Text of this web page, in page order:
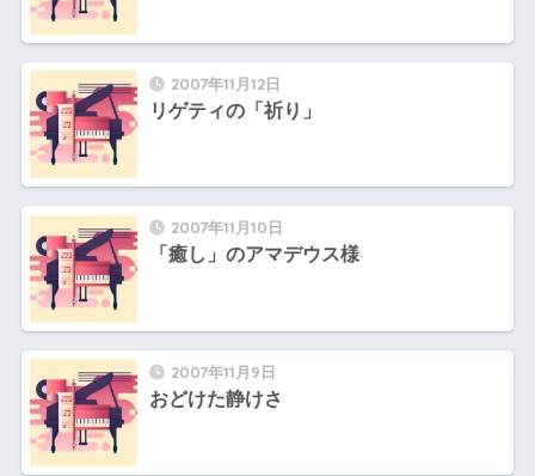
2007年11月12日
リゲティの「祈り」
2007年11月10日
「癒し」のアマデウス様
2007年11月9日
おどけた静けさ